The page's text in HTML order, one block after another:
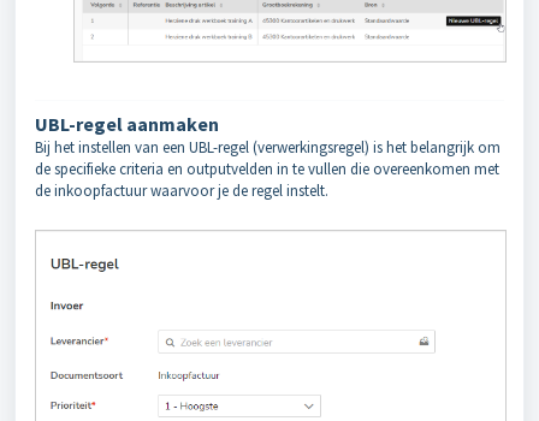
UBL-regel aanmaken
Bij het instellen van een UBL-regel (verwerkingsregel) is het belangrijk om
de specifieke criteria en outputvelden in te vullen die overeenkomen met
de inkoopfactuur waarvoor je de regel instelt.